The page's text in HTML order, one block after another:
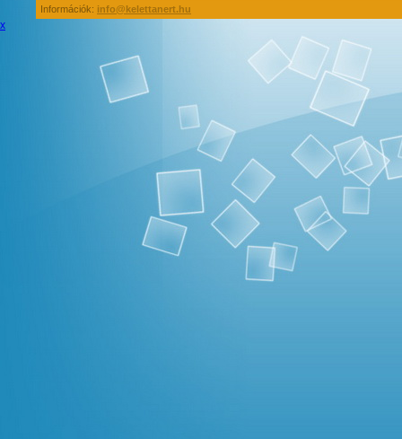
Információk: info@kelettanert.hu
x